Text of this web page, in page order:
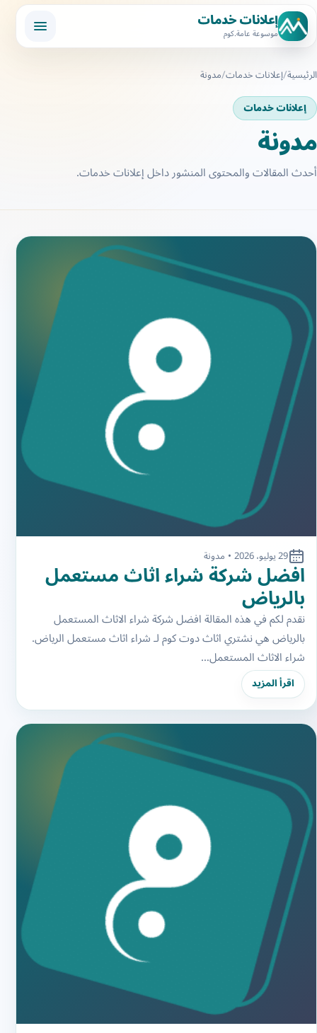
إعلانات خدمات
موسوعة عامة.كوم
الرئيسية إعلانات خدمات مدونة
إعلانات خدمات
مدونة
أحدث المقالات والمحتوى المنشور داخل إعلانات خدمات.
29 يوليو، 2026 • مدونة
افضل شركة شراء اثاث مستعمل
بالرياض
نقدم لكم في هذه المقالة افضل شركة شراء الاثاث المستعمل
بالرياض هي نشتري اثاث دوت كوم لـ شراء اثاث مستعمل الرياض.
شراء الاثاث المستعمل…
اقرأ المزيد